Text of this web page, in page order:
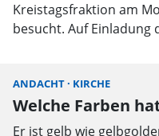
Kreistagsfraktion am
besucht. Auf Einladung
kandidiert, an dem
Frank Harmening
ANDACHT KIRCHE
Welche Farben
Er ist gelb wie